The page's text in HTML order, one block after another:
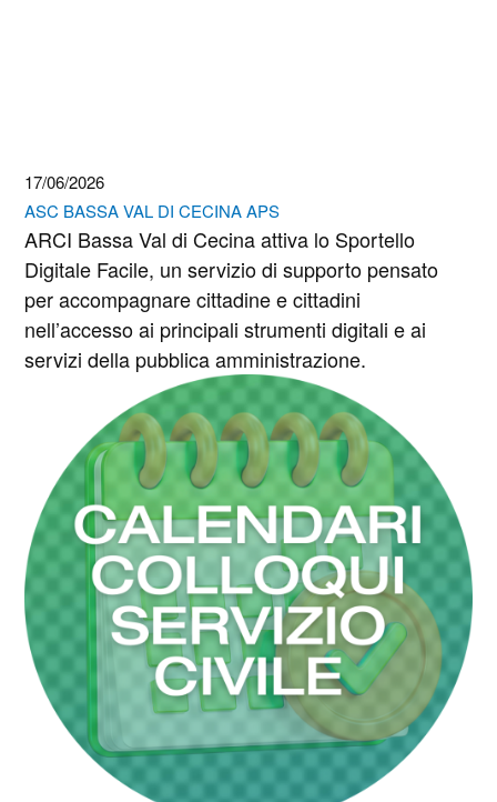
17/06/2026
ASC BASSA VAL DI CECINA APS
ARCI Bassa Val di Cecina attiva lo Sportello
Digitale Facile, un servizio di supporto pensato
per accompagnare cittadine e cittadini
nell’accesso ai principali strumenti digitali e ai
servizi della pubblica amministrazione.